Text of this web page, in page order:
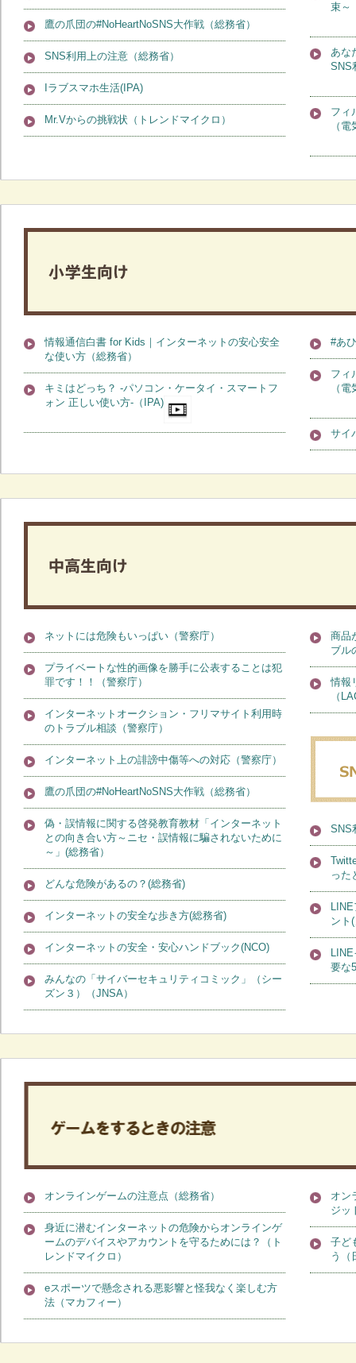
鷹の爪団の#NoHeartNoSNS大作戦（総務省）
SNS利用上の注意（総務省）
Iラブスマホ生活(IPA)
Mr.Vからの挑戦状（トレンドマイクロ）
束～
あな
SNS
フィ
（
情報通信白書 for Kids｜インターネットの安心安全
な使い方（総務省）
キミはどっち？ -パソコン・ケータイ・スマートフ
ォン 正しい使い方-（IPA)
#あ
フィ
（
サイ
ネットには危険もいっぱい（警察庁）
プライベートな性的画像を勝手に公表することは犯
罪です！！（警察庁）
インターネットオークション・フリマサイト利用時
のトラブル相談（警察庁）
インターネット上の誹謗中傷等への対応（警察庁）
鷹の爪団の#NoHeartNoSNS大作戦（総務省）
偽・誤情報に関する啓発教育教材「インターネット
との向き合い方～ニセ・誤情報に騙されないために
～」(総務省）
どんな危険があるの？(総務省)
インターネットの安全な歩き方(総務省)
インターネットの安全・安心ハンドブック(NCO)
みんなの「サイバーセキュリティコミック」（シー
ズン３）（JNSA）
商品
ブル
情報
（
SNS
った
ント
要な
オンラインゲームの注意点（総務省）
身近に潜むインターネットの危険からオンラインゲ
ームのデバイスやアカウントを守るためには？（ト
レンドマイクロ）
eスポーツで懸念される悪影響と怪我なく楽しむ方
法（マカフィー）
オン
ジッ
子ど
う（